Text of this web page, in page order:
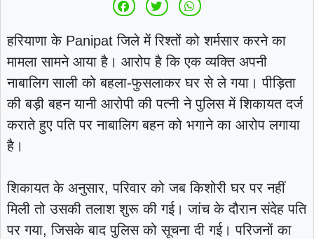
हरियाणा के Panipatजिले में रिश्तों को शर्मसार करने का
मामला सामने आया है। आरोप है कि एक व्यक्ति अपनी
नाबालिग साली को बहला-फुसलाकर घर से ले गया। पीड़िता
की बड़ी बहन यानी आरोपी की पत्नी ने पुलिस में शिकायत दर्ज
कराते हुए पति पर नाबालिग बहन को भगाने का आरोप लगाया
है।
शिकायत के अनुसार, परिवार को जब किशोरी घर पर नहीं
मिली तो उसकी तलाश शुरू की गई। जांच के दौरान संदेह पति
पर गया, जिसके बाद पुलिस को सूचना दी गई। परिजनों का